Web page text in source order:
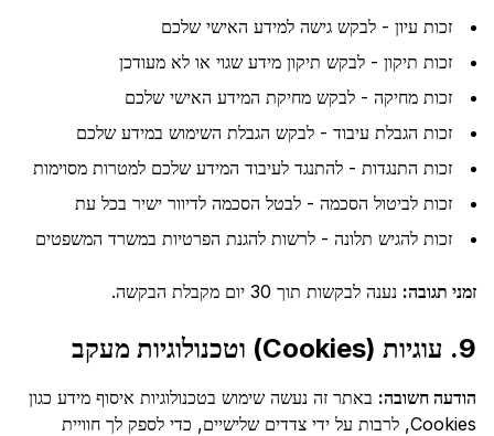
זכות עיון - לבקש גישה למידע האישי שלכם
זכות תיקון - לבקש תיקון מידע שגוי או לא מעודכן
זכות מחיקה - לבקש מחיקת המידע האישי שלכם
זכות הגבלת עיבוד - לבקש הגבלת השימוש במידע שלכם
זכות התנגדות - להתנגד לעיבוד המידע שלכם למטרות מסוימות
זכות לביטול הסכמה - לבטל הסכמה לדיוור ישיר בכל עת
זכות להגיש תלונה - לרשות להגנת הפרטיות במשרד המשפטים
זמני תגובה: נענה לבקשות תוך 30 יום מקבלת הבקשה.
9. עוגיות (Cookies) וטכנולוגיות מעקב
הודעה חשובה: באתר זה נעשה שימוש בטכנולוגיות איסוף מידע כגון
Cookies, לרבות על ידי צדדים שלישיים, כדי לספק לך חוויית